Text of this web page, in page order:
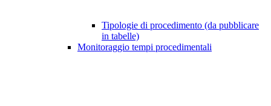
Tipologie di procedimento (da pubblicare
in tabelle)
Monitoraggio tempi procedimentali